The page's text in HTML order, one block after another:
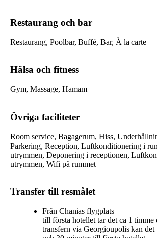
Restaurang och bar
Restaurang, Poolbar, Buffé, Bar, À la carte
Hälsa och fitness
Gym, Massage, Hamam
Övriga faciliteter
Room service, Bagagerum, Hiss,
Parkering, Reception, Luftkonditionering i
utrymmen, Deponering i receptionen,
utrymmen, Wifi på rummet
Transfer till resmålet
Från Chanias flygplats
till första hotellet tar det ca 1 timme
transfern via Georgioupolis kan